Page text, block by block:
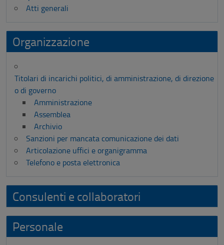
Atti generali
Organizzazione
Titolari di incarichi politici, di amministrazione, di direzione
o di governo
Amministrazione
Assemblea
Archivio
Sanzioni per mancata comunicazione dei dati
Articolazione uffici e organigramma
Telefono e posta elettronica
Consulenti e collaboratori
Personale